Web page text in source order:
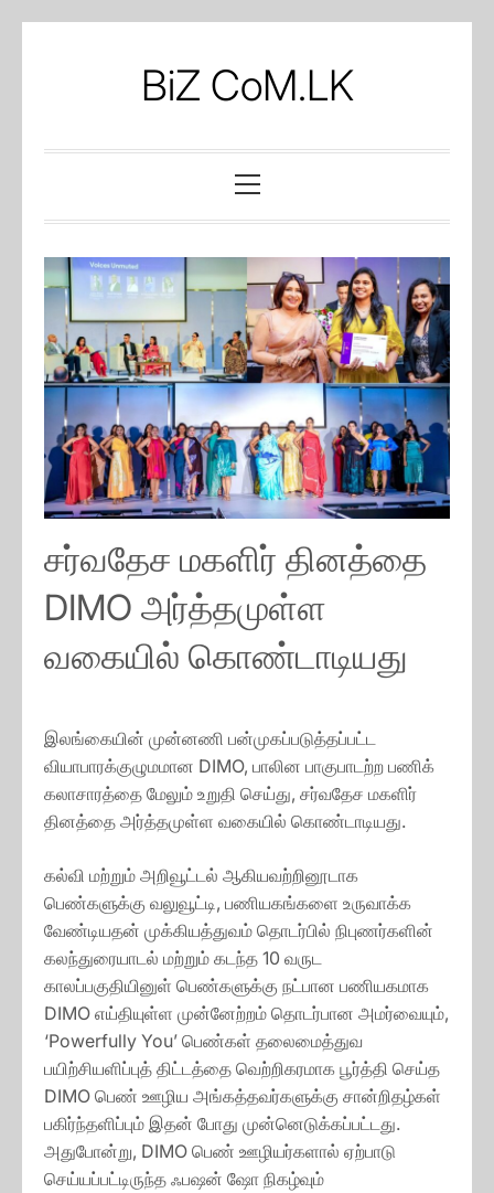
BiZ CoM.LK
Menu
சர்வதேச மகளிர் தினத்தை
DIMO அர்த்தமுள்ள
வகையில் கொண்டாடியது
இலங்கையின் முன்னணி பன்முகப்படுத்தப்பட்ட
வியாபாரக்குழுமமான DIMO, பாலின பாகுபாடற்ற பணிக்
கலாசாரத்தை மேலும் உறுதி செய்து, சர்வதேச மகளிர்
தினத்தை அர்த்தமுள்ள வகையில் கொண்டாடியது.
கல்வி மற்றும் அறிவூட்டல் ஆகியவற்றினூடாக
பெண்களுக்கு வலுவூட்டி, பணியகங்களை உருவாக்க
வேண்டியதன் முக்கியத்துவம் தொடர்பில் நிபுணர்களின்
கலந்துரையாடல் மற்றும் கடந்த 10 வருட
காலப்பகுதியினுள் பெண்களுக்கு நட்பான பணியகமாக
DIMO எய்தியுள்ள முன்னேற்றம் தொடர்பான அமர்வையும்,
‘Powerfully You’ பெண்கள் தலைமைத்துவ
பயிற்சியளிப்புத் திட்டத்தை வெற்றிகரமாக பூர்த்தி செய்த
DIMO பெண் ஊழிய அங்கத்தவர்களுக்கு சான்றிதழ்கள்
பகிர்ந்தளிப்பும் இதன் போது முன்னெடுக்கப்பட்டது.
அதுபோன்று, DIMO பெண் ஊழியர்களால் ஏற்பாடு
செய்யப்பட்டிருந்த ஃபஷன் ஷோ நிகழ்வும்